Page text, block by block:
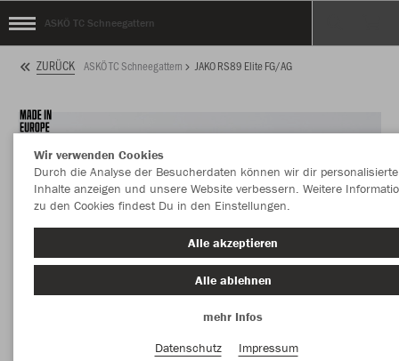
ASKÖ TC Schneegattern
ZURÜCK ASKÖ TC Schneegattern JAKO RS89 Elite FG/AG
Wir verwenden Cookies
Durch die Analyse der Besucherdaten können wir dir personalisierte
Inhalte anzeigen und unsere Website verbessern. Weitere
zu den Cookies findest Du in den Einstellungen.
Alle akzeptieren
Alle ablehnen
mehr Infos
Datenschutz
Impressum